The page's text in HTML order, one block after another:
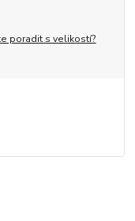
poradit s velikostí?